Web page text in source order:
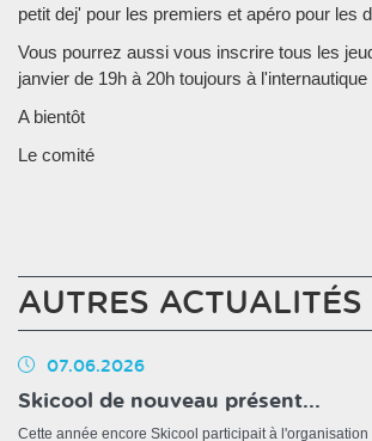
petit dej' pour les premiers et apéro pour les
Vous pourrez aussi vous inscrire tous les
janvier de 19h à 20h toujours à l'internautique
A bientôt
Le comité
AUTRES ACTUALITÉS
07.06.2026
Skicool de nouveau présent...
Cette année encore Skicool participait à